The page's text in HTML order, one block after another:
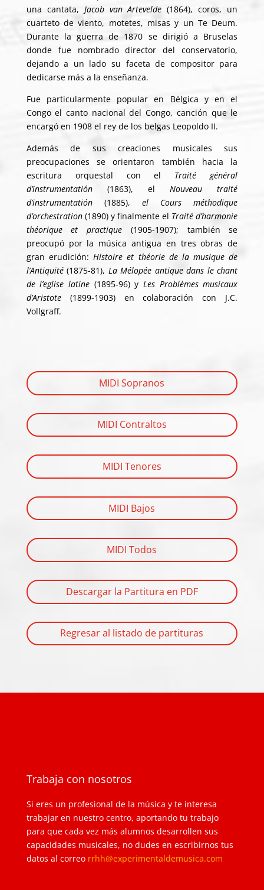
una cantata, Jacob van Artevelde (1864), coros, un
cuarteto de viento, motetes, misas y un Te Deum.
Durante la guerra de 1870 se dirigió a Bruselas
donde fue nombrado director del conservatorio,
dejando a un lado su faceta de compositor para
dedicarse más a la enseñanza.
Fue particularmente popular en Bélgica y en el
Congo el canto nacional del Congo, canción que le
encargó en 1908 el rey de los belgas Leopoldo II.
Además de sus creaciones musicales sus
preocupaciones se orientaron también hacia la
escritura orquestal con el Traité général
d’instrumentatión(1863), elNouveau traité
d’instrumentatión(1885), el Cours méthodique
d’orchestration(1890) y finalmente el Traité d’harmonie
théorique et practique (1905-1907); también se
preocupó por la música antigua en tres obras de
gran erudición:Histoire et théorie de la musique de
l’Antiquité(1875-81), La Mélopée antique dans le chant
de l’eglise latine (1895-96) y Les Problèmes musicaux
d’Aristote(1899-1903) en colaboración con J.C.
Vollgraff.
MIDI Sopranos
MIDI Contraltos
MIDI Tenores
MIDI Bajos
MIDI Todos
Descargar la Partitura en PDF
Regresar al listado de partituras
Trabaja con nosotros
Si eres un profesional de la música y te interesa
trabajar en nuestro centro, aportando tu trabajo
para que cada vez más alumnos desarrollen sus
capacidades musicales, no dudes en escribirnos tus
datos al correo rrhh@experimentaldemusica.com